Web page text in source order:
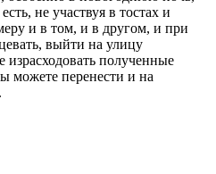
не участвуя в тостах и
и в том, и в другом, и при
выйти на улицу
израсходовать полученные
можете перенести и на